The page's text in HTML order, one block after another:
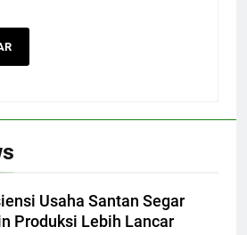
Usaha Santan Segar
Produksi Lebih Lancar